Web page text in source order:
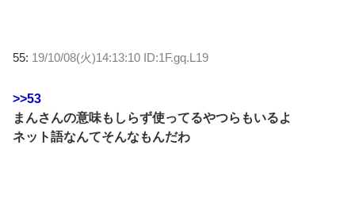
55: 19/10/08(火)14:13:10 ID:1F.gq.L19
>>53
まんさんの意味もしらず使ってるやつらもいるよ
ネット語なんてそんなもんだわ